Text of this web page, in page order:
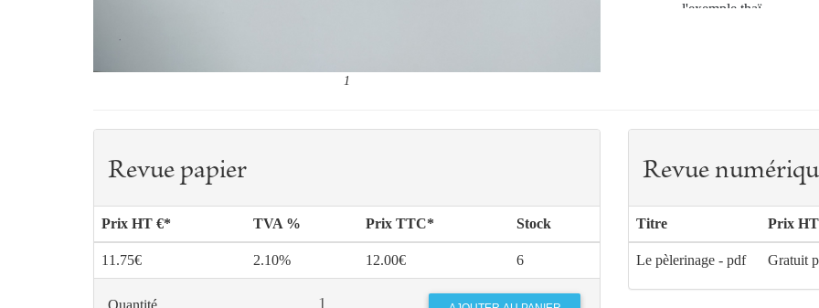
1
l'exemple thaï
131
De la prière du corps
perpétuelle dans la
Revue papier
Prix HT €* TVA % Prix TTC* Stock
11.75€ 2.10% 12.00€ 6
Quantité
Revue
Titre Prix
Le pèlerinage - pdf Gratuit